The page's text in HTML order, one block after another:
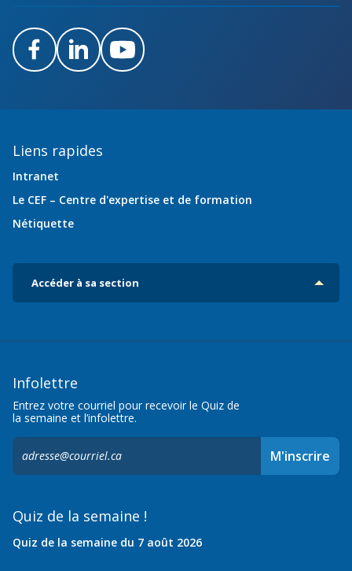
FacebookLinkedInYoutube
Liens rapides
Intranet
Le CEF – Centre d'expertise et de formation
Nétiquette
Accéder à sa section
Infolettre
Entrez votre courriel pour recevoir le Quiz de
la semaine et l’infolettre.
M'inscrire
Quiz de la semaine !
Quiz de la semaine du 7 août 2026